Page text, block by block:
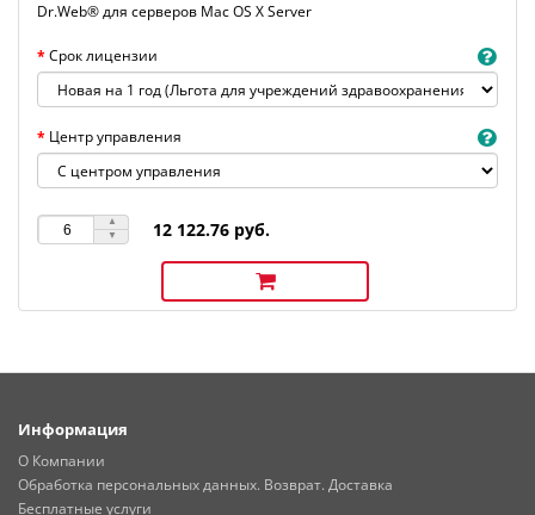
Dr.Web® для серверов Mac OS X Server
Срок лицензии
Центр управления
12 122.76 руб.
Информация
О Компании
Обработка персональных данных. Возврат. Доставка
Бесплатные услуги